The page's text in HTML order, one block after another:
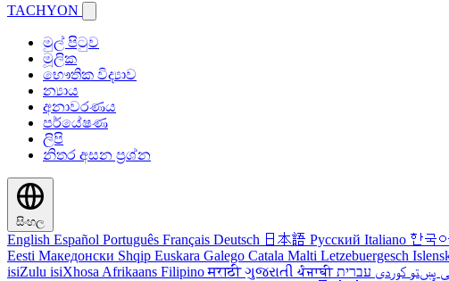
TACHYON
මුල් පිටුව
මූලික
භෞතික විද්‍යාව
න්‍යාය
අනාවරණය
පර්යේෂණ
ලිපි
නිතර අසන ප්‍රශ්න
සිංහල
English Español Português Français Deutsch 日本語 Русский Italiano 한국
Eesti Македонски Shqip Euskara Galego Catala Malti Letzebuergesch
isiZulu isiXhosa Afrikaans Filipinoमराठीગુજરાતી ਪੰਜਾਬੀ پښتو کوردی